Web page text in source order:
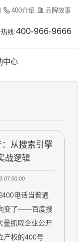
400介绍 品牌故事
线:400-966-9666
中心
从搜索引擎
战逻辑
07:00:00
电话当普通
变了——百度搜
量抓取企业公开
产权的400号